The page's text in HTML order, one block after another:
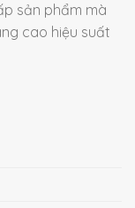
sản phẩm mà
cao hiệu suất